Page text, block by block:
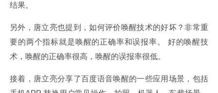
结果。
另外，唐立亮也提到，如何评价唤醒技术的好坏？非常重
要的两个指标就是唤醒的正确率和误报率。 好的唤醒技
术，唤醒的正确率很高，唤醒的误报率很低。
接着，唐立亮分享了百度语音唤醒的一些应用场景，包括